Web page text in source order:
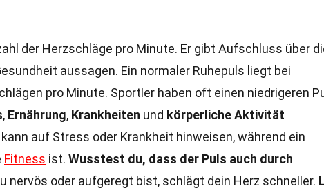
der Herzschläge pro Minute. Er gibt Aufschluss über
aussagen. Ein normaler Ruhepuls liegt bei
pro Minute. Sportler haben oft einen niedrigeren
, Ernährung, Krankheiten und körperliche Aktivität
auf Stress oder Krankheit hinweisen, während ein
Fitness ist. Wusstest du, dass der Puls auch durch
nervös oder aufgeregt bist, schlägt dein Herz schneller.